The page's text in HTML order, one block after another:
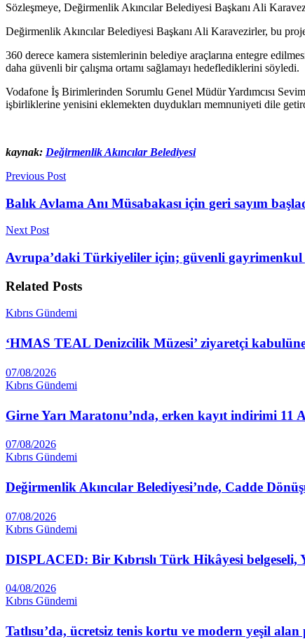
Sözleşmeye, Değirmenlik Akıncılar Belediyesi Başkanı Ali
Değirmenlik Akıncılar Belediyesi Başkanı Ali Karavezirler, bu
360 derece kamera sistemlerinin belediye araçlarına entegre
daha güvenli bir çalışma ortamı sağlamayı hedeflediklerini söyledi.
Vodafone İş Birimlerinden Sorumlu Genel Müdür Yardımcısı
işbirliklerine yenisini eklemekten duydukları memnuniyeti dile
kaynak: Değirmenlik Akıncılar Belediyesi
Previous Post
Balık Avlama Anı Müsabakası için geri sayım
Next Post
Avrupa’daki Türkiyeliler için; güvenli gayrimenkul
Related Posts
Kıbrıs Gündemi
‘HMAS TEAL Denizcilik Müzesi’ ziyaretçi
07/08/2026
Kıbrıs Gündemi
Girne Yarı Maratonu’nda, erken kayıt indirimi 11
07/08/2026
Kıbrıs Gündemi
Değirmenlik Akıncılar Belediyesi’nde, Cadde
07/08/2026
Kıbrıs Gündemi
DISPLACED: Bir Kıbrıslı Türk Hikâyesi belgeseli,
04/08/2026
Kıbrıs Gündemi
Tatlısu’da, ücretsiz tenis kortu ve modern yeşil alan